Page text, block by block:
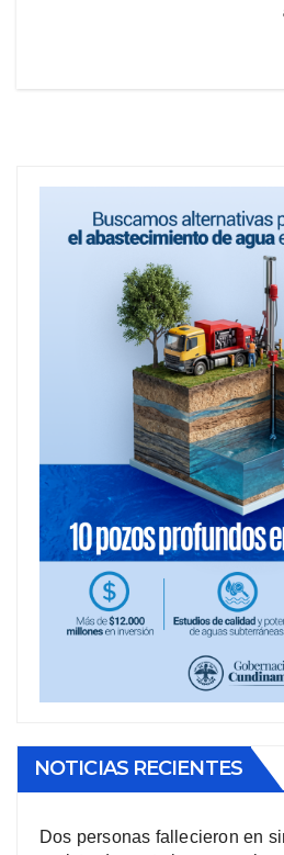
NOTICIAS RECIENTES
Dos personas fallecieron en